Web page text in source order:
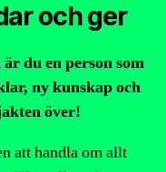
och ger
du en person som
ny kunskap och
över!
att handla om allt